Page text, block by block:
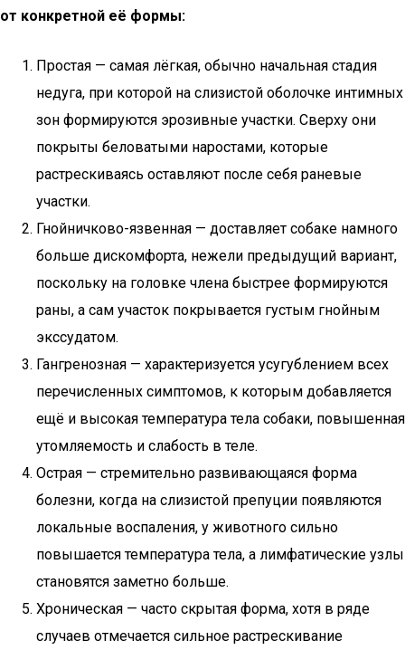
от конкретной её формы:
Простая — самая лёгкая, обычно начальная стадия
недуга, при которой на слизистой оболочке интимных
зон формируются эрозивные участки. Сверху они
покрыты беловатыми наростами, которые
растрескиваясь оставляют после себя раневые
участки.
Гнойничково-язвенная — доставляет собаке намного
больше дискомфорта, нежели предыдущий вариант,
поскольку на головке члена быстрее формируются
раны, а сам участок покрывается густым гнойным
экссудатом.
Гангренозная — характеризуется усугублением всех
перечисленных симптомов, к которым добавляется
ещё и высокая температура тела собаки, повышенная
утомляемость и слабость в теле.
Острая — стремительно развивающаяся форма
болезни, когда на слизистой препуции появляются
локальные воспаления, у животного сильно
повышается температура тела, а лимфатические узлы
становятся заметно больше.
Хроническая — часто скрытая форма, хотя в ряде
случаев отмечается сильное растрескивание